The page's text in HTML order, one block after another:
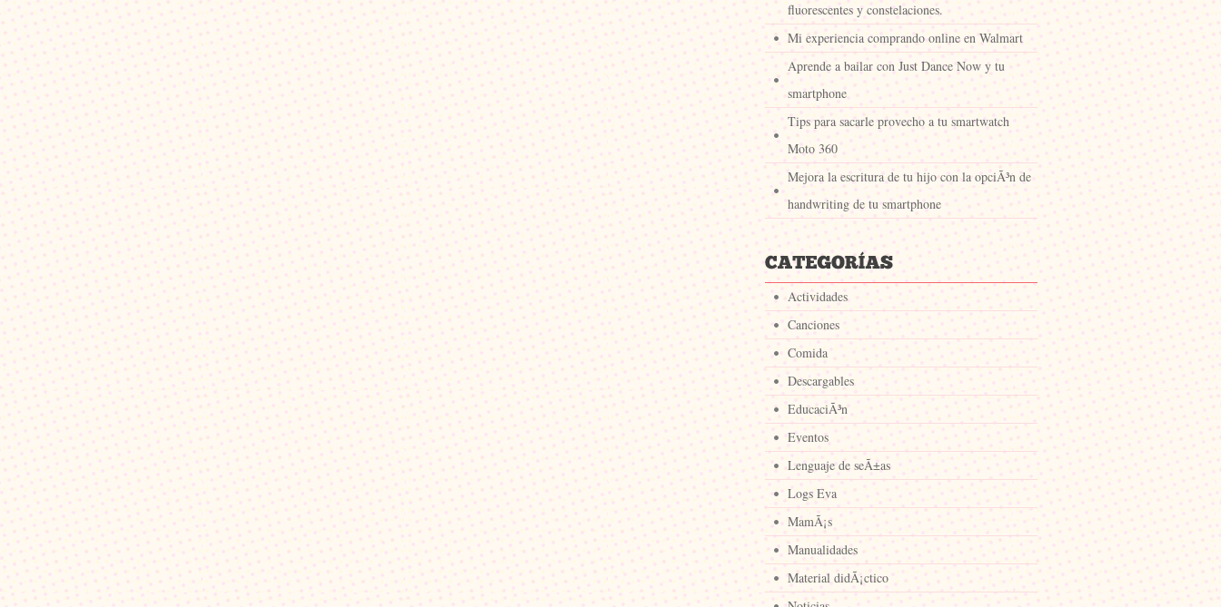
fluorescentes y constelaciones.
Mi experiencia comprando online en Walmart
Aprende a bailar con Just Dance Now y tu
smartphone
Tips para sacarle provecho a tu smartwatch
Moto 360
Mejora la escritura de tu hijo con la opciÃ³n de
handwriting de tu smartphone
Actividades
Canciones
Comida
Descargables
EducaciÃ³n
Eventos
Lenguaje de seÃ±as
Logs Eva
MamÃ¡s
Manualidades
Material didÃ¡ctico